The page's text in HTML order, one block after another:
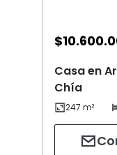
$
Casa en
Chía